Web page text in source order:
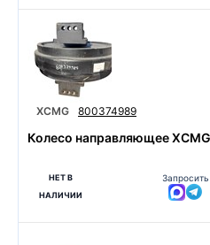
XCMG 800374989
Колесо направляющее
НЕТ В
НАЛИЧИИ
Запросить